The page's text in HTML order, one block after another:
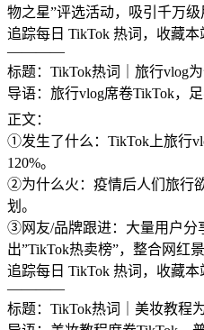
物之星”评选活动，吸引千万
追踪每日 TikTok 热词，收藏本
————
标题：TikTok热词｜旅行vlog为
导语：旅行vlog席卷TikTok，
正文：
①发生了什么：TikTok上旅行
120%。
②为什么火：疫情后人们旅行
划。
③网友/品牌跟进：大量用户分
出”TikTok热卖榜”，整合网红
追踪每日 TikTok 热词，收藏本
————
标题：TikTok热词｜美妆教程